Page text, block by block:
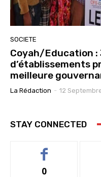
SOCIETE
Coyah/Education :
d’établissements
meilleure
La Rédaction - 12
STAY CONNECTED
0